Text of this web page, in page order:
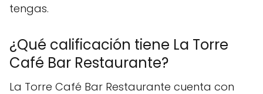
tengas.
¿Qué calificación tiene La Torre
Café Bar Restaurante?
La Torre Café Bar Restaurante cuenta con